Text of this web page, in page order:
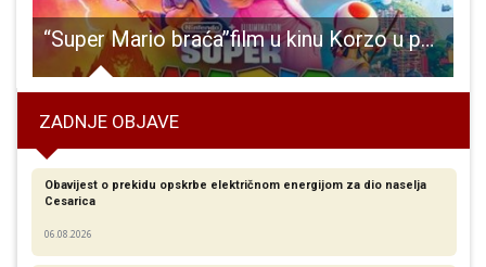
“Super Mario braća”film u kinu Korzo u petak 21.travnja od 19 sati
ZADNJE OBJAVE
Obavijest o prekidu opskrbe električnom energijom za dio naselja
Cesarica
06.08.2026